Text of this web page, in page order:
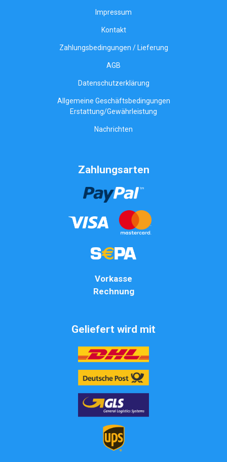
Impressum
Kontakt
Zahlungsbedingungen / Lieferung
AGB
Datenschutzerklärung
Allgemeine Geschäftsbedingungen
Erstattung/Gewährleistung
Nachrichten
Zahlungsarten
Vorkasse
Rechnung
Geliefert wird mit